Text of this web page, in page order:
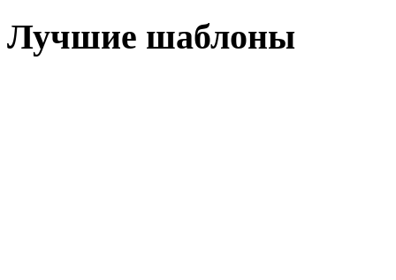
Лучшие шаблоны